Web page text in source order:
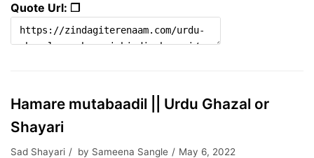
Quote Url: ❐
Hamare mutabaadil || Urdu Ghazal or
Shayari
Sad Shayari by Sameena Sangle May 6, 2022